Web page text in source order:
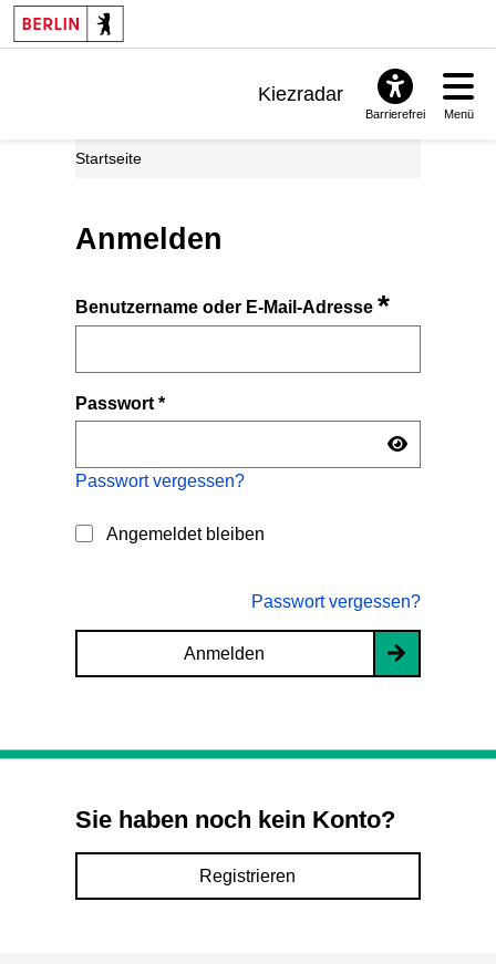
Kiezradar
Barrierefrei Menü
Startseite
Anmelden
Benutzername oder E-Mail-Adresse*
Passwort*
Passwort vergessen?
Angemeldet bleiben
Passwort vergessen?
Anmelden
Sie haben noch kein Konto?
Registrieren